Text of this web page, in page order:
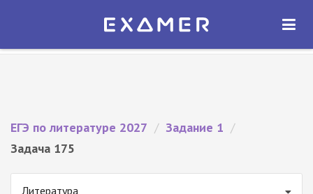
Экзамер — ЕГЭ 2027
ОТКРЫТЬ
ЕГЭ по литературе 2027 / Задание 1 /
Задача 175
Литература